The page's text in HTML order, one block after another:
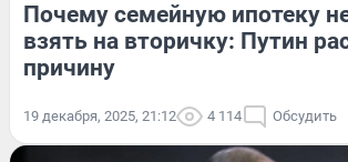
Почему семейную ипотеку
взять на вторичку: Путин
причину
19 декабря, 2025, 21:12 4 114 Обсудить